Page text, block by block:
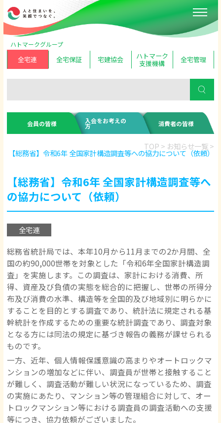
ハトマークグループ
全宅連 全宅保証 宅建協会 ハトマーク
支援機構 全宅管理
会員の皆様 入会をお考えの
方 消費者の皆様
TOP > お知らせ一覧>
【総務省】令和6年 全国家計構造調査等への協力について（依頼）
【総務省】令和6年 全国家計構造調査等へ
の協力について（依頼）
全宅連
総務省統計局では、本年10月から11月までの2か月間、全
国の約90,000世帯を対象とした「令和6年全国家計構造調
査」を実施します。この調査は、家計における消費、所
得、資産及び負債の実態を総合的に把握し、世帯の所得分
布及び消費の水準、構造等を全国的及び地域別に明らかに
することを目的とする調査であり、統計法に規定される基
幹統計を作成するための重要な統計調査であり、調査対象
となる方には同法の規定に基づき報告の義務が課せられる
ものです。
一方、近年、個人情報保護意識の高まりやオートロックマ
ンションの増加などに伴い、調査員が世帯と接触すること
が難しく、調査活動が難しい状況になっているため、調査
の実施にあたり、マンション等の管理組合に対して、オー
トロックマンション等における調査員の調査活動への支援
等につき、協力依頼がございました。